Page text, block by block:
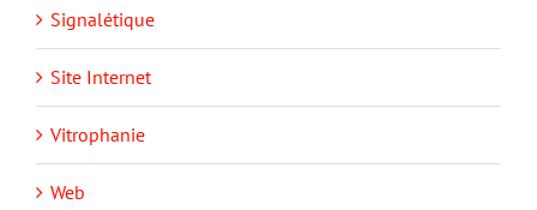
Signalétique
Site Internet
Vitrophanie
Web